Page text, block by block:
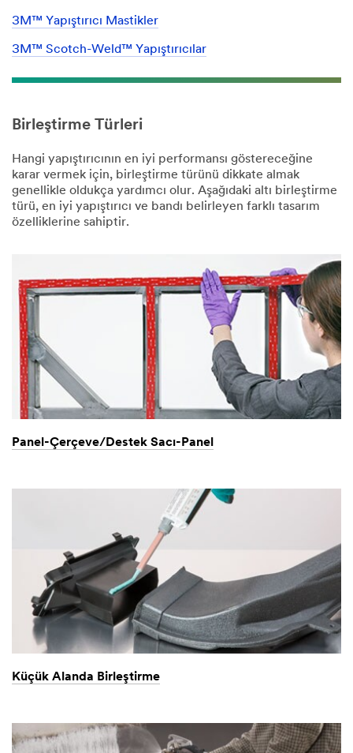
3M™ Yapıştırıcı Mastikler
3M™ Scotch-Weld™ Yapıştırıcılar
Birleştirme Türleri
Hangi yapıştırıcının en iyi performansı göstereceğine
karar vermek için, birleştirme türünü dikkate almak
genellikle oldukça yardımcı olur. Aşağıdaki altı birleştirme
türü, en iyi yapıştırıcı ve bandı belirleyen farklı tasarım
özelliklerine sahiptir.
Panel-Çerçeve/Destek Sacı-Panel
Küçük Alanda Birleştirme